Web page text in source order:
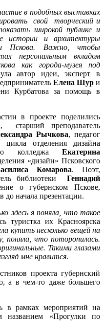
в подобных выставках
свой творческий и
широкой публике и
истории и архитектуры
Пскова. Важно, чтобы
персональным вкладом
как города-музея под
автор идеи, эксперт в
Елена Шури
Курбатова за помощь в
в проекте поделились
, старший преподаватель
Рычкова, педагог
цикла отделения дизайна
колледжа Екатерина
«дизайн» Псковского
Комарова. Поэт,
библиотеки Геннадий
о губернском Пскове,
до начала презентации.
здесь я поняла, что такое
туристка их Красноярска
купить несколько вещей на
поняла, что поторопилась.
Такими глазами
мне нравится.
проекта губернский
а в чем-то даже большего
в рамках мероприятий на
названием «Прогулки по